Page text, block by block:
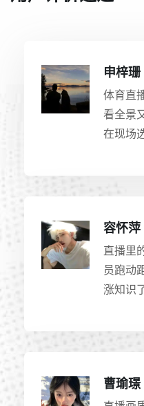
申梓珊
体育直
看全景
在现场
容怀萍
直播里
员跑动
涨知识
曹瑜璟